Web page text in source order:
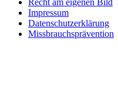
Impressum
Datenschutzerklärung
Missbrauchsprävention